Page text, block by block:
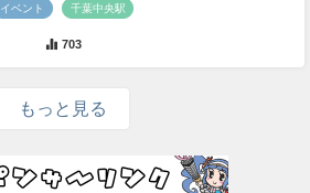
イベント 千葉中央駅
703
もっと見る